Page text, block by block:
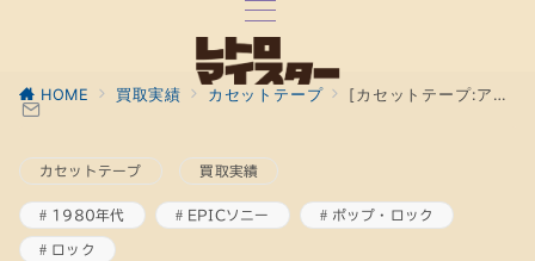
HOME 買取実績 カセットテープ [カセットテープ:アルバム] Barbee Boys Black List を買い取りました
カセットテープ 買取実績
1980年代 EPICソニー ポップ・ロック
ロック